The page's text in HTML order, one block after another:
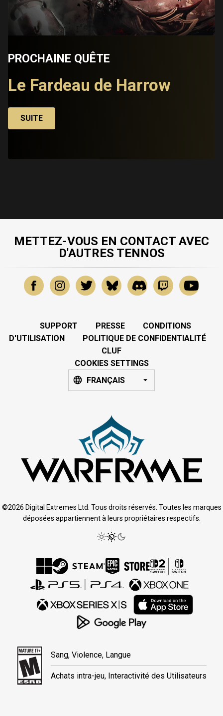
PROCHAINE QUÊTE
Le Fardeau de Harrow
SUITE
METTEZ-VOUS EN CONTACT AVEC
D'AUTRES TENNOS
SUPPORT PRESSE
CONDITIONS
D'UTILISATION
POLITIQUE DE CONFIDENTIALITÉ
CLUF
COOKIES SETTINGS
FRANÇAIS
©2026 Digital Extremes Ltd. Tous droits réservés. Toutes les marques
déposées appartiennent à leurs propriétaires respectifs.
Sang, Violence, Langue
Achats intra-jeu, Interactivité des Utilisateurs